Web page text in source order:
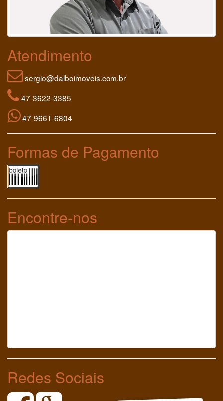
Atendimento
sergio@dalboimoveis.com.br
47-3622-3385
47-9661-6804
Formas de Pagamento
Encontre-nos
Redes Sociais